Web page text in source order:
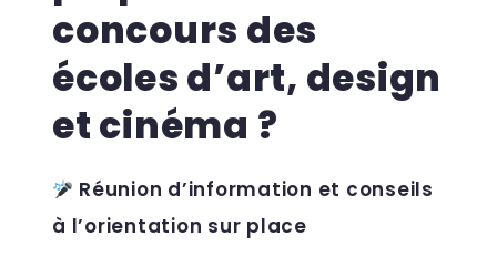
concours des
écoles d’art, design
et cinéma ?
Réunion d’information et conseils
à l’orientation sur place